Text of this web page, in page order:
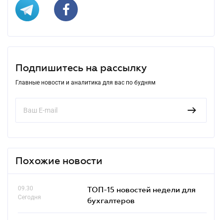
Подпишитесь на рассылку
Главные новости и аналитика для вас по будням
Похожие новости
09.30
Сегодня
ТОП-15 новостей недели для
бухгалтеров